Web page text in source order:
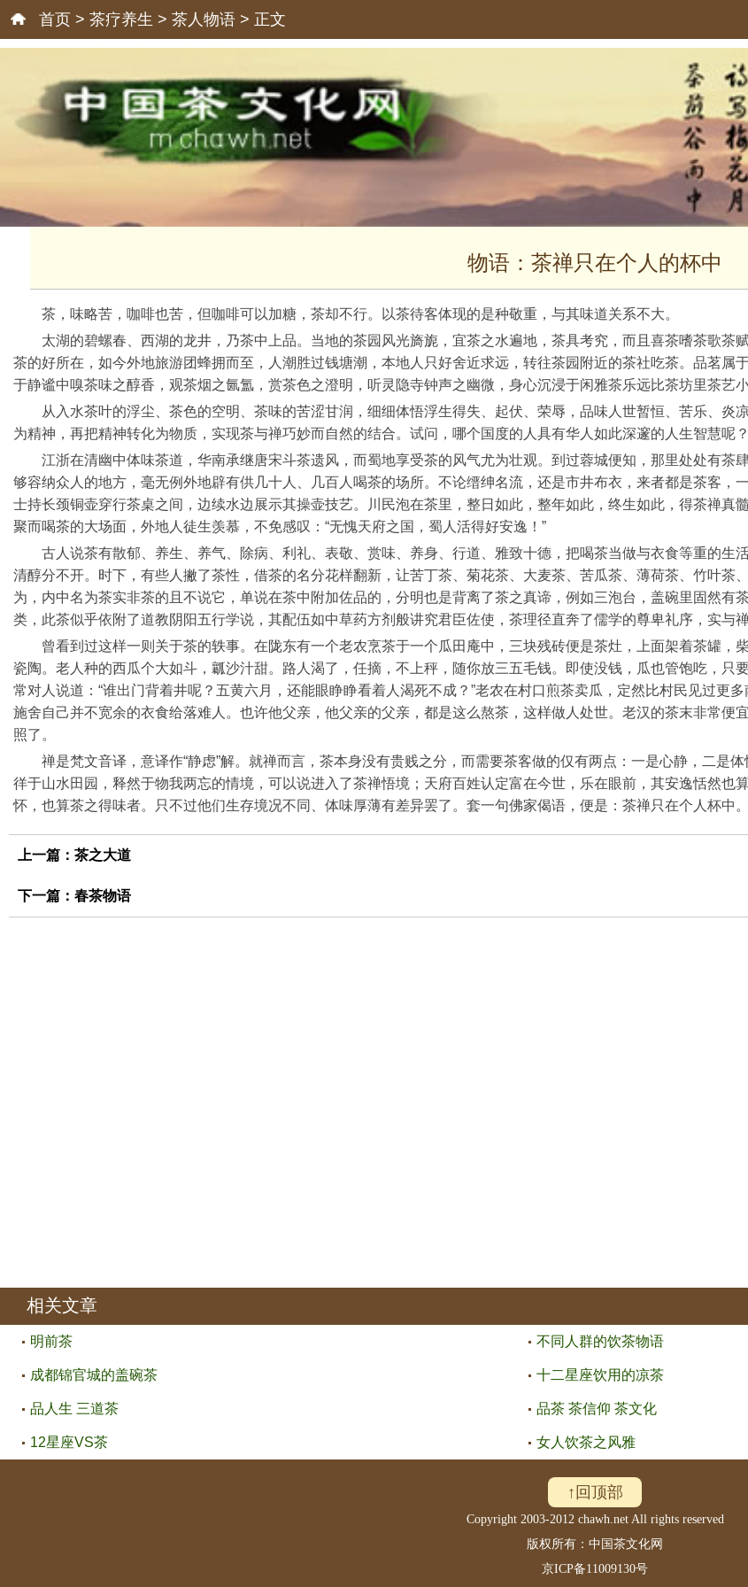
首页 > 茶疗养生 > 茶人物语 > 正文
物语：茶禅只在个人的杯中
茶，味略苦，咖啡也苦，但咖啡可以加糖，茶却不行。以茶待客体现的是种敬重，与其味道关系不大。
太湖的碧螺春、西湖的龙井，乃茶中上品。当地的茶园风光旖旎，宜茶之水遍地，茶具考究，而且喜茶嗜茶歌
茶的好所在，如今外地旅游团蜂拥而至，人潮胜过钱塘潮，本地人只好舍近求远，转往茶园附近的茶社吃茶。品茗属
于静谧中嗅茶味之醇香，观茶烟之氤氲，赏茶色之澄明，听灵隐寺钟声之幽微，身心沉浸于闲雅茶乐远比茶坊里茶艺
从入水茶叶的浮尘、茶色的空明、茶味的苦涩甘润，细细体悟浮生得失、起伏、荣辱，品味人世暂恒、苦乐、
为精神，再把精神转化为物质，实现茶与禅巧妙而自然的结合。试问，哪个国度的人具有华人如此深邃的人生智慧呢？
江浙在清幽中体味茶道，华南承继唐宋斗茶遗风，而蜀地享受茶的风气尤为壮观。到过蓉城便知，那里处处有
够容纳众人的地方，毫无例外地辟有供几十人、几百人喝茶的场所。不论缙绅名流，还是市井布衣，来者都是茶客
士持长颈铜壶穿行茶桌之间，边续水边展示其操壶技艺。川民泡在茶里，整日如此，整年如此，终生如此，得茶禅真
聚而喝茶的大场面，外地人徒生羡慕，不免感叹：“无愧天府之国，蜀人活得好安逸！”
古人说茶有散郁、养生、养气、除病、利礼、表敬、赏味、养身、行道、雅致十德，把喝茶当做与衣食等重的
清醇分不开。时下，有些人撇了茶性，借茶的名分花样翻新，让苦丁茶、菊花茶、大麦茶、苦瓜茶、薄荷茶、竹叶茶
为，内中名为茶实非茶的且不说它，单说在茶中附加佐品的，分明也是背离了茶之真谛，例如三泡台，盖碗里固然有
类，此茶似乎依附了道教阴阳五行学说，其配伍如中草药方剂般讲究君臣佐使，茶理径直奔了儒学的尊卑礼序，实与禅
曾看到过这样一则关于茶的轶事。在陇东有一个老农烹茶于一个瓜田庵中，三块残砖便是茶灶，上面架着茶罐
瓷陶。老人种的西瓜个大如斗，瓤沙汁甜。路人渴了，任摘，不上秤，随你放三五毛钱。即使没钱，瓜也管饱吃，只
常对人说道：“谁出门背着井呢？五黄六月，还能眼睁睁看着人渴死不成？”老农在村口煎茶卖瓜，定然比村民见过更
施舍自己并不宽余的衣食给落难人。也许他父亲，他父亲的父亲，都是这么熬茶，这样做人处世。老汉的茶末非常
照了。
禅是梵文音译，意译作“静虑”解。就禅而言，茶本身没有贵贱之分，而需要茶客做的仅有两点：一是心静，二是
徉于山水田园，释然于物我两忘的情境，可以说进入了茶禅悟境；天府百姓认定富在今世，乐在眼前，其安逸恬然也
怀，也算茶之得味者。只不过他们生存境况不同、体味厚薄有差异罢了。套一句佛家偈语，便是：茶禅只在个人杯中。
上一篇： 茶之大道
下一篇： 春茶物语
相关文章
明前茶 不同人群的饮茶物语
成都锦官城的盖碗茶 十二星座饮用的凉茶
品人生 三道茶 品茶 茶信仰 茶文化
12星座VS茶 女人饮茶之风雅
↑回顶部
Copyright 2003-2012 chawh.net All rights reserved
版权所有：中国茶文化网
京ICP备11009130号